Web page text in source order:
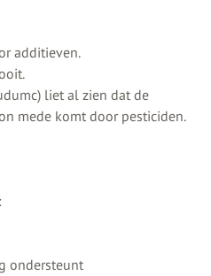
additieven.
liet al zien dat de
mede komt door pesticiden.
ondersteunt